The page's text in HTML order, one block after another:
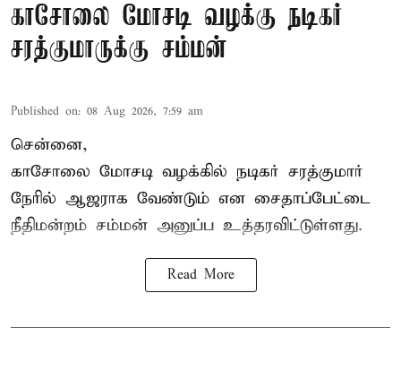
காசோலை மோசடி வழக்கு நடிகர்
சரத்குமாருக்கு சம்மன்
Published on: 08 Aug 2026, 7:59 am
சென்னை,
காசோலை மோசடி வழக்கில் நடிகர் சரத்குமார்
நேரில் ஆஜராக வேண்டும் என சைதாப்பேட்டை
நீதிமன்றம் சம்மன் அனுப்ப உத்தரவிட்டுள்ளது.
Read More